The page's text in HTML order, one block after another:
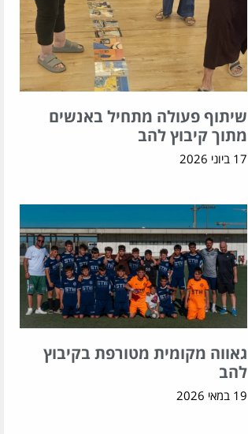
שיתוף פעולה מתחיל באנשים
מתוך קיבוץ להב
17 ביוני 2026
גאווה מקומית מטורפת בקיבוץ
להב
19 במאי 2026